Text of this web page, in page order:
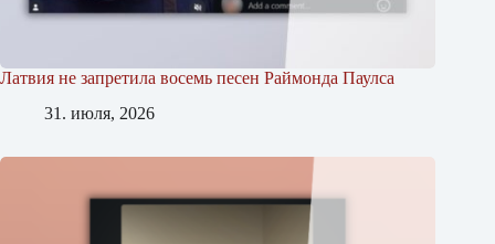
Латвия не запретила восемь песен Раймонда Паулса
31. июля, 2026